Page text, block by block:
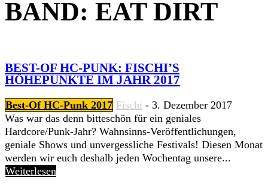
BAND: EAT DIRT
BEST-OF HC-PUNK: FISCHI’S
HÖHEPUNKTE IM JAHR 2017
Best-Of HC-Punk 2017 Fischi - 3. Dezember 2017
Was war das denn bitteschön für ein geniales
Hardcore/Punk-Jahr? Wahnsinns-Veröffentlichungen,
geniale Shows und unvergessliche Festivals! Diesen Monat
werden wir euch deshalb jeden Wochentag unsere...
Weiterlesen